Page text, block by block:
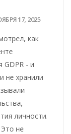
17, 2025
как
GDPR - и
не хранили
личности.
не